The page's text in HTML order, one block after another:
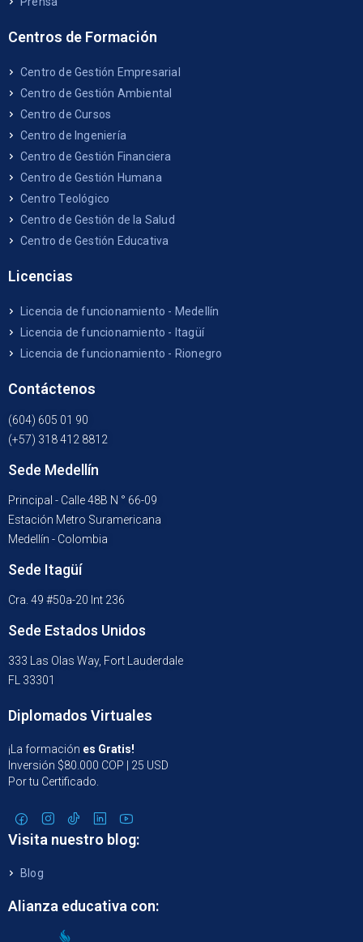
Centros de Formación
Centro de Gestión Empresarial
Centro de Gestión Ambiental
Centro de Cursos
Centro de Ingeniería
Centro de Gestión Financiera
Centro de Gestión Humana
Centro Teológico
Centro de Gestión de la Salud
Centro de Gestión Educativa
Licencias
Licencia de funcionamiento - Medellín
Licencia de funcionamiento - Itagüí
Licencia de funcionamiento - Rionegro
Contáctenos
(604) 605 01 90
(+57) 318 412 8812
Sede Medellín
Principal - Calle 48B N ° 66-09
Estación Metro Suramericana
Medellín - Colombia
Sede Itagüí
Cra. 49 #50a-20 Int 236
Sede Estados Unidos
333 Las Olas Way, Fort Lauderdale
FL 33301
Diplomados Virtuales
¡La formación es Gratis!
Inversión $80.000 COP | 25 USD
Por tu Certificado.
Visita nuestro blog:
Blog
Alianza educativa con: